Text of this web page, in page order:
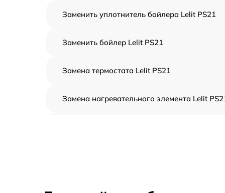
Заменить уплотнитель бойлера Lelit PS21
Заменить бойлер Lelit PS21
Замена термостата Lelit PS21
Замена нагревательного элемента Lelit